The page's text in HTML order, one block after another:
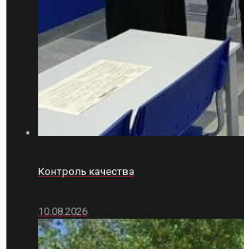
Контроль качества
10.08.2026